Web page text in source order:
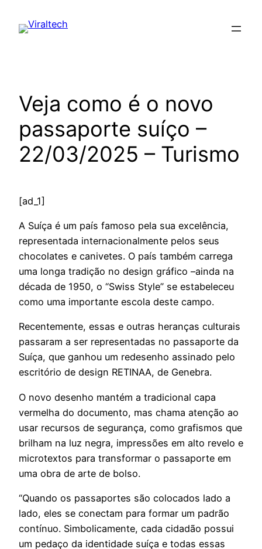
para
Veja como é o novo
passaporte suíço –
22/03/2025 – Turismo
[ad_1]
A Suíça é um país famoso pela sua excelência,
representada internacionalmente pelos seus
chocolates e canivetes. O país também carrega
uma longa tradição no design gráfico –ainda na
década de 1950, o “Swiss Style” se estabeleceu
como uma importante escola deste campo.
Recentemente, essas e outras heranças culturais
passaram a ser representadas no passaporte da
Suíça, que ganhou um redesenho assinado pelo
escritório de design RETINAA, de Genebra.
O novo desenho mantém a tradicional capa
vermelha do documento, mas chama atenção ao
usar recursos de segurança, como grafismos que
brilham na luz negra, impressões em alto revelo e
microtextos para transformar o passaporte em
uma obra de arte de bolso.
“Quando os passaportes são colocados lado a
lado, eles se conectam para formar um padrão
contínuo. Simbolicamente, cada cidadão possui
um pedaço da identidade suíça e todas essas